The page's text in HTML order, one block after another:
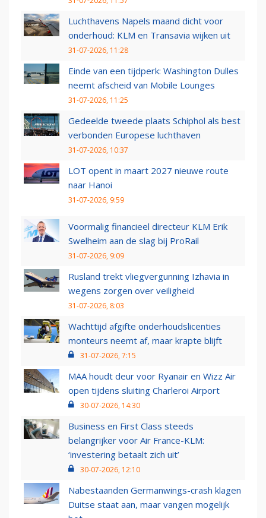
Luchthavens Napels maand dicht voor
onderhoud: KLM en Transavia wijken uit
31-07-2026, 11:28
Einde van een tijdperk: Washington Dulles
neemt afscheid van Mobile Lounges
31-07-2026, 11:25
Gedeelde tweede plaats Schiphol als best
verbonden Europese luchthaven
31-07-2026, 10:37
LOT opent in maart 2027 nieuwe route
naar Hanoi
31-07-2026, 9:59
Voormalig financieel directeur KLM Erik
Swelheim aan de slag bij ProRail
31-07-2026, 9:09
Rusland trekt vliegvergunning Izhavia in
wegens zorgen over veiligheid
31-07-2026, 8:03
Wachttijd afgifte onderhoudslicenties
monteurs neemt af, maar krapte blijft
31-07-2026, 7:15
MAA houdt deur voor Ryanair en Wizz Air
open tijdens sluiting Charleroi Airport
30-07-2026, 14:30
Business en First Class steeds
belangrijker voor Air France-KLM:
‘investering betaalt zich uit’
30-07-2026, 12:10
Nabestaanden Germanwings-crash klagen
Duitse staat aan, maar vangen mogelijk